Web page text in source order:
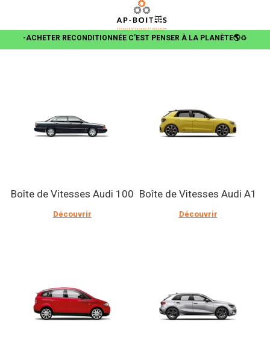
-ACHETER RECONDITIONNÉE C’EST PENSER À LA PLANÈTE🌎♻️
Boîte de Vitesses Audi 100
Découvrir
Boîte de Vitesses Audi A1
Découvrir